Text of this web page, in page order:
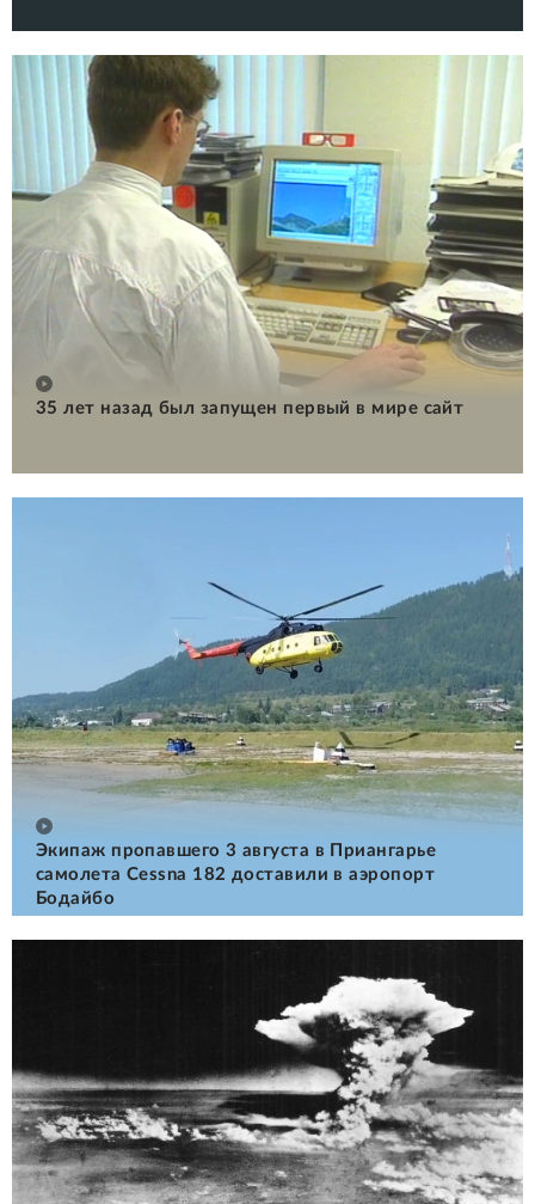
35 лет назад был запущен первый в мире сайт
Экипаж пропавшего 3 августа в Приангарье
самолета Cessna 182 доставили в аэропорт
Бодайбо